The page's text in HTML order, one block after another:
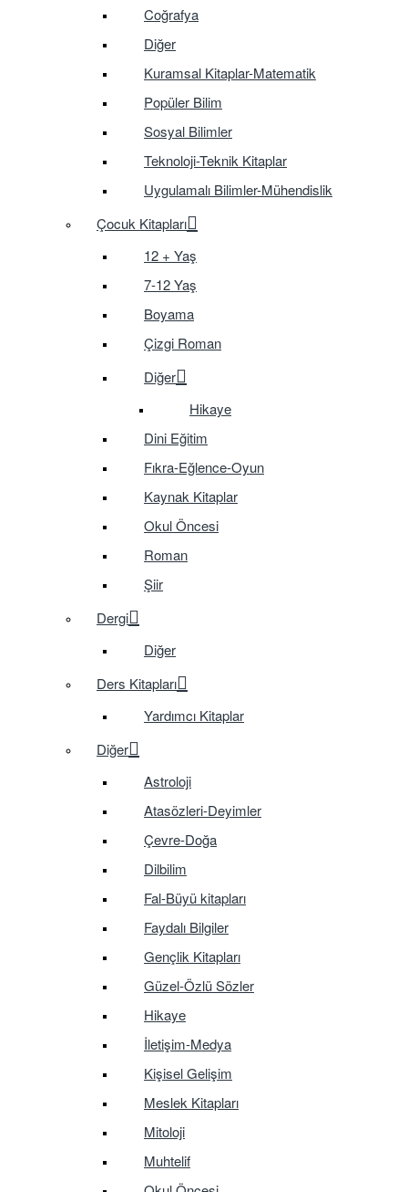
Coğrafya
Diğer
Kuramsal Kitaplar-Matematik
Popüler Bilim
Sosyal Bilimler
Teknoloji-Teknik Kitaplar
Uygulamalı Bilimler-Mühendislik
Çocuk Kitapları
12 + Yaş
7-12 Yaş
Boyama
Çizgi Roman
Diğer
Hikaye
Dini Eğitim
Fıkra-Eğlence-Oyun
Kaynak Kitaplar
Okul Öncesi
Roman
Şiir
Dergi
Diğer
Ders Kitapları
Yardımcı Kitaplar
Diğer
Astroloji
Atasözleri-Deyimler
Çevre-Doğa
Dilbilim
Fal-Büyü kitapları
Faydalı Bilgiler
Gençlik Kitapları
Güzel-Özlü Sözler
Hikaye
İletişim-Medya
Kişisel Gelişim
Meslek Kitapları
Mitoloji
Muhtelif